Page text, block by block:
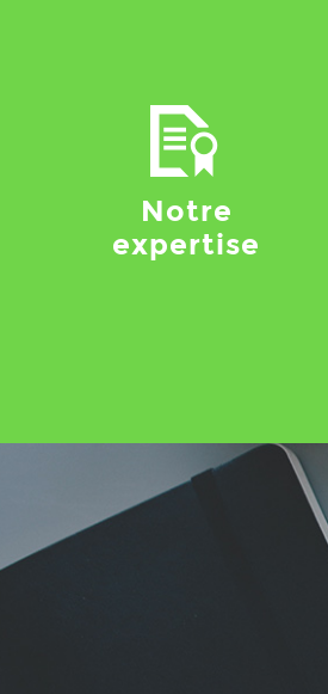
Notre
expertise